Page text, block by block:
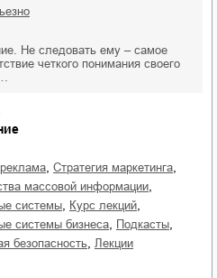
Не следовать ему – самое
четкого понимания своего
реклама
стратегия маркетинга
массовой информации
системы курс лекций
системы бизнеса подкасты
безопасность лекции